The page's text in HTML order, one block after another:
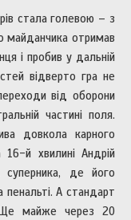
стала голевою – з
майданчика отримав
і пробив у дальній
відверто гра не
від оборони
частині поля.
довкола карного
й хвилині Андрій
суперника, де його
пенальті. А стандарт
Ще майже через 20